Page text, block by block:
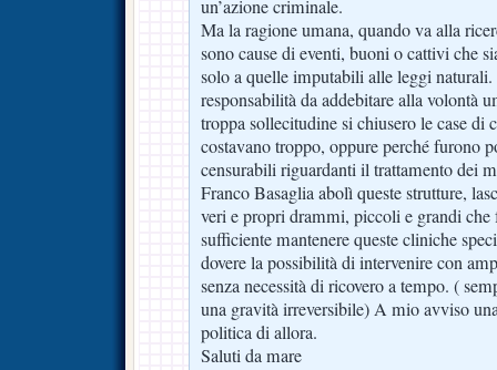
un’azione criminale.
Ma la ragione umana, quando va alla
sono cause di eventi, buoni o cattivi che
solo a quelle imputabili alle leggi
responsabilità da addebitare alla volontà
troppa sollecitudine si chiusero le case di
costavano troppo, oppure perché furono
censurabili riguardanti il trattamento dei
Franco Basaglia abolì queste strutture,
veri e propri drammi, piccoli e grandi che
sufficiente mantenere queste cliniche
dovere la possibilità di intervenire con
senza necessità di ricovero a tempo. (
una gravità irreversibile) A mio avviso
politica di allora.
Saluti da mare